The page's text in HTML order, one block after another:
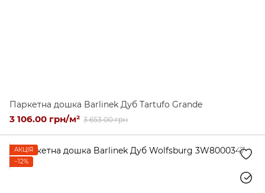
Паркетна дошка Barlinek Дуб Tartufo Grande
3 106.00 грн/м² 3 653.00 грн
АКЦІЯ
−12%